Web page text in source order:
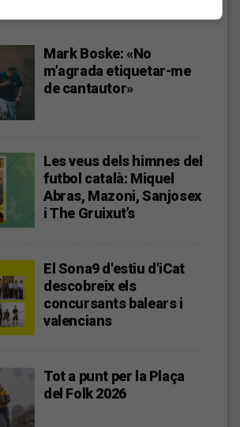
Mark Boske: «No
m’agrada etiquetar-me
de cantautor»
Les veus dels himnes del
futbol català: Miquel
Abras, Mazoni, Sanjosex
i The Gruixut’s
El Sona9 d'estiu d'iCat
descobreix els
concursants balears i
valencians
Tot a punt per la Plaça
del Folk 2026